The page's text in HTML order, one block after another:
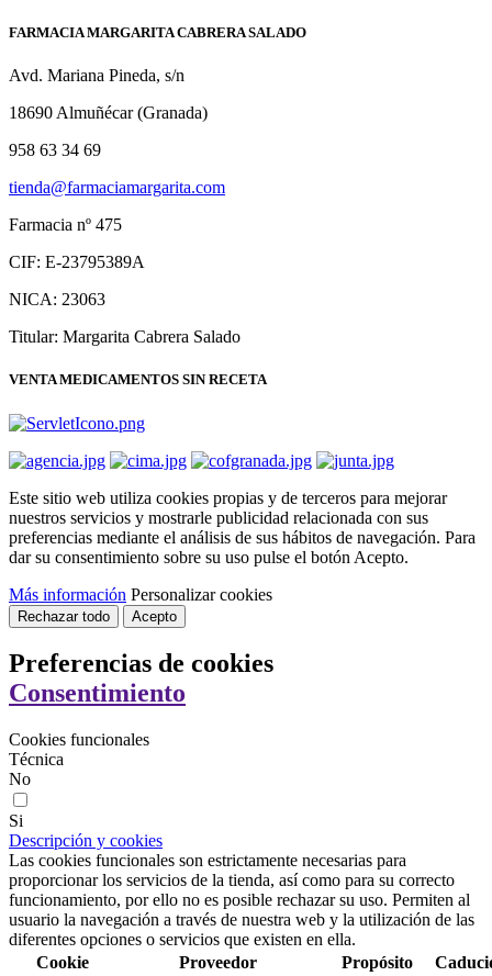
FARMACIA MARGARITA CABRERA SALADO
Avd. Mariana Pineda, s/n
18690 Almuñécar (Granada)
958 63 34 69
tienda@farmaciamargarita.com
Farmacia nº 475
CIF: E-23795389A
NICA: 23063
Titular: Margarita Cabrera Salado
VENTA MEDICAMENTOS SIN RECETA
Este sitio web utiliza cookies propias y de terceros para mejorar
nuestros servicios y mostrarle publicidad relacionada con sus
preferencias mediante el análisis de sus hábitos de navegación. Para
dar su consentimiento sobre su uso pulse el botón Acepto.
Más información Personalizar cookies
Rechazar todo Acepto
Preferencias de cookies
Consentimiento
Cookies funcionales
Técnica
No
Si
Descripción y cookies
Las cookies funcionales son estrictamente necesarias para
proporcionar los servicios de la tienda, así como para su correcto
funcionamiento, por ello no es posible rechazar su uso. Permiten al
usuario la navegación a través de nuestra web y la utilización de las
diferentes opciones o servicios que existen en ella.
Cookie
Proveedor Propósito